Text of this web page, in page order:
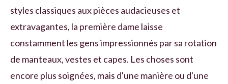
styles classiques aux pièces audacieuses et
extravagantes, la première dame laisse
constamment les gens impressionnés par sa rotation
de manteaux, vestes et capes. Les choses sont
encore plus soignées, mais d'une manière ou d'une